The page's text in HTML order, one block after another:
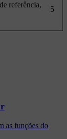
referência,
5
as funções do